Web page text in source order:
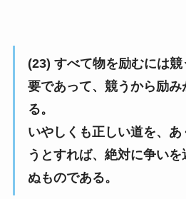
(23) すべて物を励むには
要であって、競うから励み
る。
いやしくも正しい道を、あ
うとすれば、絶対に争いを
ぬものである。